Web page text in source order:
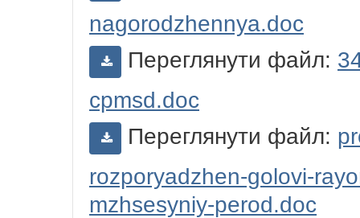
nagorodzhennya.doc
Переглянути файл:
cpmsd.doc
Переглянути файл:
rozporyadzhen-golovi-
mzhsesyniy-perod.doc